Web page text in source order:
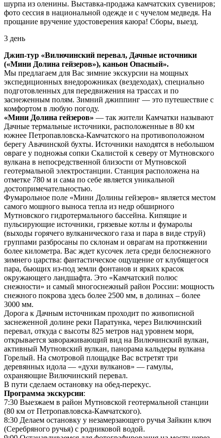
шурпа из оленины. Выставка-продажа камчатских сувениров;
фото сессия в национальной одежде и с чучелом медведя. На
прощание вручение удостоверения каюра! Сборы, выезд.
3 день
Джип-тур «Вилючинский перевал, Дачные источники
(«Мини Долина гейзеров»), каньон Опасный».
Мы предлагаем для Вас зимние экскурсии на мощных
экспедиционных внедорожниках (вездеходах), специально
подготовленных для передвижения на трассах и по
заснеженным полям. Зимний джиппинг — это путешествие с
комфортом в любую погоду.
«Мини Долина гейзеров» — так жители Камчатки называют
Дачные термальные источники, расположенные в 80 км
южнее Петропавловска-Камчатского на противоположном
берегу Авачинской бухты. Источники находятся в небольшом
овраге у подножья сопки Скалистой к северу от Мутновского
вулкана в непосредственной близости от Мутновской
геотермальной электростанции. Станция расположена на
отметке 780 м и сама по себе является уникальной
достопримечательностью.
Фумарольное поле «Мини Долины гейзеров» является местом
самого мощного выноса тепла из недр обширного
Мутновского гидротермального бассейна. Кипящие и
пульсирующие источники, грязевые котлы и фумаролы
(выходы горячего вулканического газа и пара в виде струй)
группами разбросаны по склонам и оврагам на протяжении
более километра. Вас ждет кусочек лета среди белоснежного
зимнего царства: фантастическое ощущение от клубящегося
пара, бьющих из-под земли фонтанов и ярких красок
окружающего ландшафта. Это «Камчатский полюс
снежности» и самый многоснежный район России: мощность
снежного покрова здесь более 2500 мм, в долинах – более
3000 мм.
Дорога к Дачным источникам проходит по живописной
заснеженной долине реки Паратунка, через Вилючинский
перевал, откуда с высоты 825 метров над уровнем моря,
открывается завораживающий вид на Вилючинский вулкан,
активный Мутновский вулкан, панорама кальдеры вулкана
Горелый. На смотровой площадке Вас встретят три
деревянных идола — «духи вулканов» — гамулы,
охраняющие Вилючинский перевал.
В пути сделаем остановку на обед-перекус.
Программа экскурсии:
7:30 Выезжаем в район Мутновской геотермальной станции
(80 км от Петропавловска-Камчатского).
8:30 Делаем остановку у незамерзающего ручья Зайкин ключ
(Серебряного ручья) с родниковой водой.